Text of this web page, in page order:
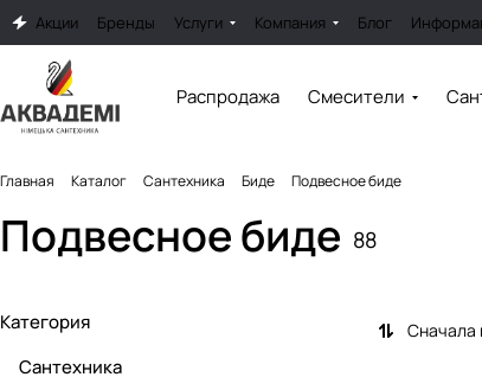
Акции Бренды Услуги Компания Блог
Распродажа Смесители
Главная Каталог Сантехника Биде Подвесное биде
Подвесное биде 88
Сначала
Категория
Сантехника